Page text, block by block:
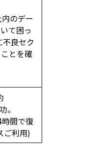
のデー
て困っ
良セク
とを確
。
間で復
ご利用)